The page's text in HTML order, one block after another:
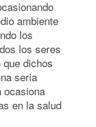
ambiente
los
los seres
dichos
seria
ocasiona
en la salud